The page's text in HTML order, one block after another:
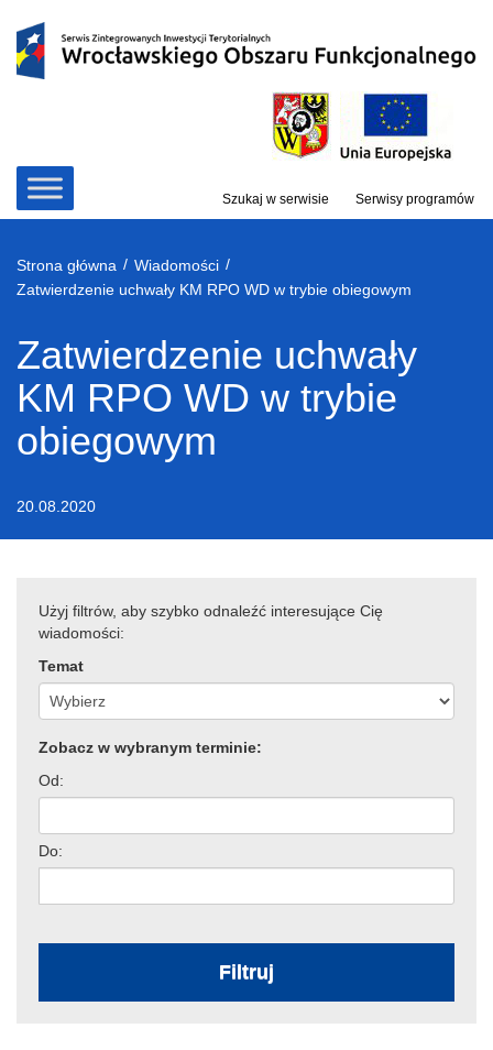
treści
Szukaj w serwisie Serwisy programów
Strona główna / Wiadomości /
Zatwierdzenie uchwały KM RPO WD w trybie obiegowym
Zatwierdzenie uchwały
KM RPO WD w trybie
obiegowym
20.08.2020
Użyj filtrów, aby szybko odnaleźć interesujące Cię
wiadomości:
Temat
Zobacz w wybranym terminie:
Od:
Do:
Filtruj